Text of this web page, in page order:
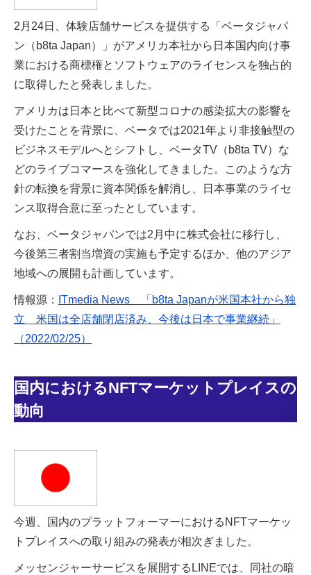
2月24日、体験店舗サービスを提供する「ベータジャパ
ン（b8ta Japan）」がアメリカ本社から日本国内向け事
業における商標権とソフトウェアのライセンスを独占的
に取得したと発表しました。
アメリカは日本と比べて新型コロナの感染拡大の影響を
受けたことを背景に、ベータでは2021年より非接触型の
ビジネスモデルへとシフトし、ベータTV（b8ta TV）な
どのライブコマースを強化してきました。このような方
針の転換を背景に資本関係を解消し、日本事業のライセ
ンス取得合意に至ったとしています。
なお、ベータジャパンでは2月中に株式会社に移行し、
今後第三者割当増資の実施も予定するほか、他のアジア
地域への展開も計画しています。
情報源：
ITmedia News 「b8ta Japanが米国本社から独
立 米国は全店舗閉店済み、今後は日本で事業継続」
（2022/02/25）
国内におけるNFTマーケットプレイスの
動向
今週、国内のプラットフォーマーにおけるNFTマーケッ
トプレイスへの取り組みの発表が相次ぎました。
メッセンジャーサービスを展開するLINEでは、同社の暗